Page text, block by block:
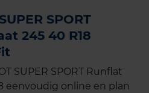
SPORT
245 40 R18
SUPER SPORT Runflat
eenvoudig online en plan